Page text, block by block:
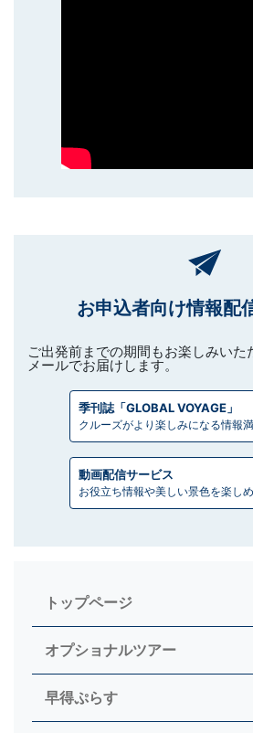
トップページ
オプショナルツアー
早得ぷらす
お申込者向け情報配
ご出発前までの期間もお楽しみいた
メールでお届けします。
季刊誌「GLOBAL VOYAGE」
クルーズがより楽しみになる情報
動画配信サービス
お役立ち情報や美しい景色を楽し